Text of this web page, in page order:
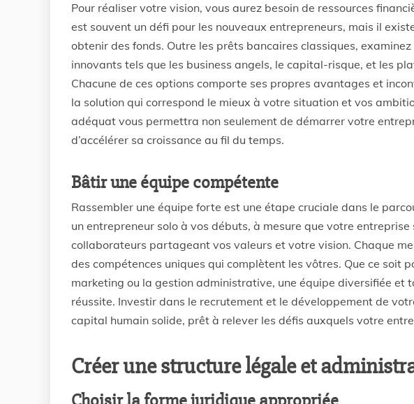
Pour réaliser votre vision, vous aurez besoin de ressources
est souvent un défi pour les nouveaux entrepreneurs, mais il
obtenir des fonds. Outre les prêts bancaires classiques,
innovants tels que les business angels, le capital-risque, et les
Chacune de ces options comporte ses propres avantages et
la solution qui correspond le mieux à votre situation et vos
adéquat vous permettra non seulement de démarrer votre
d’accélérer sa croissance au fil du temps.
Bâtir une équipe compétente
Rassembler une équipe forte est une étape cruciale dans le
un entrepreneur solo à vos débuts, à mesure que votre
collaborateurs partageant vos valeurs et votre vision. Chaque
des compétences uniques qui complètent les vôtres. Que ce soit
marketing ou la gestion administrative, une équipe diversifiée et
réussite. Investir dans le recrutement et le développement de
capital humain solide, prêt à relever les défis auxquels votre
Créer une structure légale et